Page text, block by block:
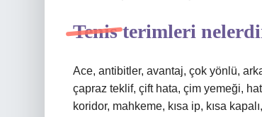
Tenis terimleri
Ace, antibitler, avantaj, çok yönlü,
çapraz teklif, çift hata, çim yemeği,
koridor, mahkeme, kısa ip, kısa